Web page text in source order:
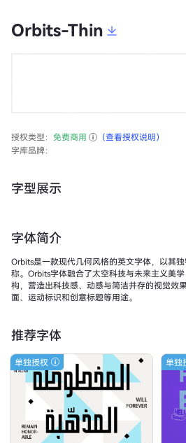
Orbits-Thin
授权类型： 免费商用
（查看授权说明）
字库品牌：
字型展示
字体简介
Orbits是一款现代几何风格的英文字体，以其
称。Orbits字体融合了太空科技与未来主义美
构，营造出科技感、动感与简洁并存的视觉效
面、运动标识和创意标题等用途。
推荐字体
单独授权 单独